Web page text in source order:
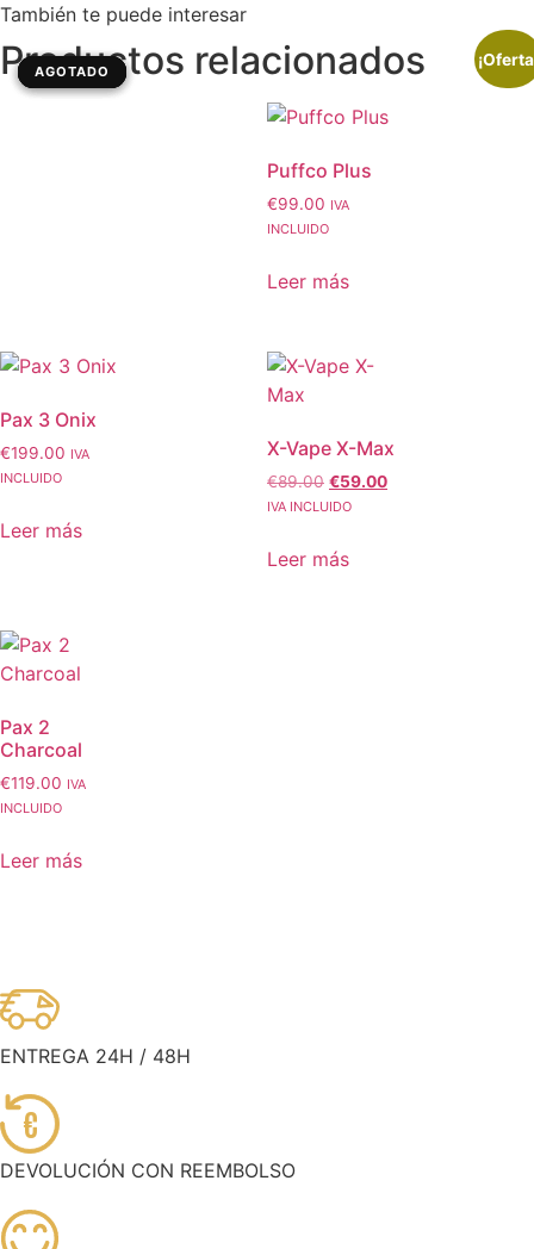
También te puede interesar
Productos relacionados
AGOTADO
Puffco Plus
€99.00 IVA
INCLUIDO
Leer más
AGOTADO
Pax 3 Onix
€199.00 IVA
INCLUIDO
Leer más
AGOTADO
X-Vape X-Max
€89.00 €59.00
IVA INCLUIDO
Leer más
AGOTADO
Pax 2
Charcoal
€119.00 IVA
INCLUIDO
Leer más
ENTREGA 24H / 48H
€
DEVOLUCIÓN CON REEMBOLSO